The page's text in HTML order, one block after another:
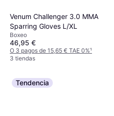
Venum Challenger 3.0 MMA
Sparring Gloves L/XL
Boxeo
46,95 €
O 3 pagos de 15,65 € TAE 0%¹
3 tiendas
Tendencia